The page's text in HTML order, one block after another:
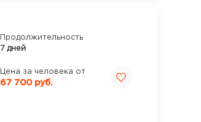
Продолжительность
7 дней
Цена за человека от
67 700 руб.